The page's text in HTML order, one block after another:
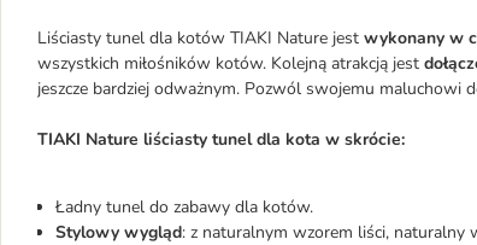
Liściasty tunel dla kotów TIAKI Nature jest wykonany w
wszystkich miłośników kotów. Kolejną atrakcją jest
jeszcze bardziej odważnym. Pozwól swojemu maluchowi
TIAKI Nature liściasty tunel dla kota w skrócie:
Ładny tunel do zabawy dla kotów.
Stylowy wygląd: z naturalnym wzorem liści, naturalny